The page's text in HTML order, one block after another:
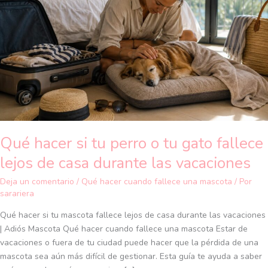
Qué hacer si tu perro o tu gato fallece
lejos de casa durante las vacaciones
Deja un comentario / Qué hacer cuando fallece una mascota / Por
sarariera
Qué hacer si tu mascota fallece lejos de casa durante las vacaciones
| Adiós Mascota Qué hacer cuando fallece una mascota Estar de
vacaciones o fuera de tu ciudad puede hacer que la pérdida de una
mascota sea aún más difícil de gestionar. Esta guía te ayuda a saber
perro
fallece
lejos
casa
durante
vacaciones